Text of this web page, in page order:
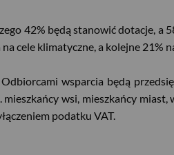
42% będą stanowić dotacje, a
cele klimatyczne, a kolejne 21%
wsparcia będą
wsi, mieszkańcy
podatku VAT.